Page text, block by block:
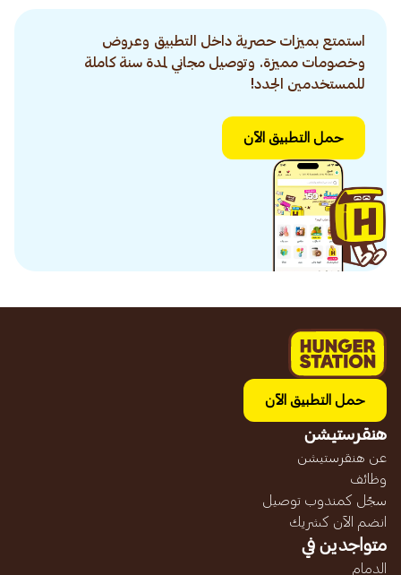
استمتع بميزات حصرية داخل التطبيق وعروض
وخصومات مميزة. وتوصيل مجاني لمدة سنة كاملة
للمستخدمين الجدد!
حمل التطبيق الآن
حمل التطبيق الآن
هنقرستيشن
عن هنقرستيشن
وظائف
سجّل كمندوب توصيل
انضم الآن كشريك
متواجدين في
الدمام